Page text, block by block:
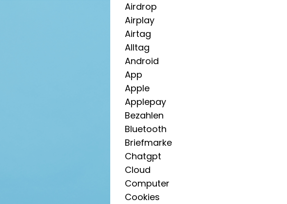
Airdrop
Airplay
Airtag
Alltag
Android
App
Apple
Applepay
Bezahlen
Bluetooth
Briefmarke
Chatgpt
Cloud
Computer
Cookies